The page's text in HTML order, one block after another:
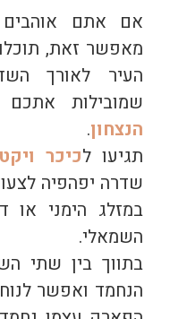
אם אתם אוהבים
מאפשר זאת,
העיר לאורך
שמובילות
הנצחון.
תגיעו לכיכר
השמאלי.
בתווך בין שתי
הנחמד ואפשר